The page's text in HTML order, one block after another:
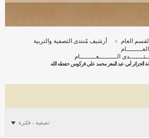
القسم العام
أرشيف مُنتدى التصفية والتربية
الـــــــــعــــــــام
الجزائر أبي عبد المعز محمد علي فركوس حفظه الله
تصفية - فلترة